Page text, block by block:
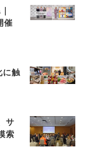
催
に触
サ
索